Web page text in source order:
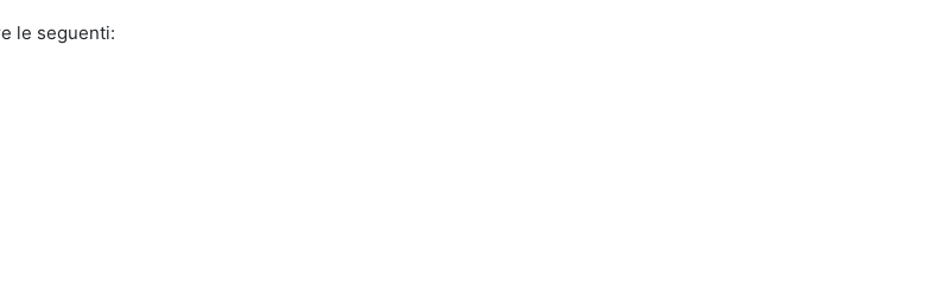
le seguenti: